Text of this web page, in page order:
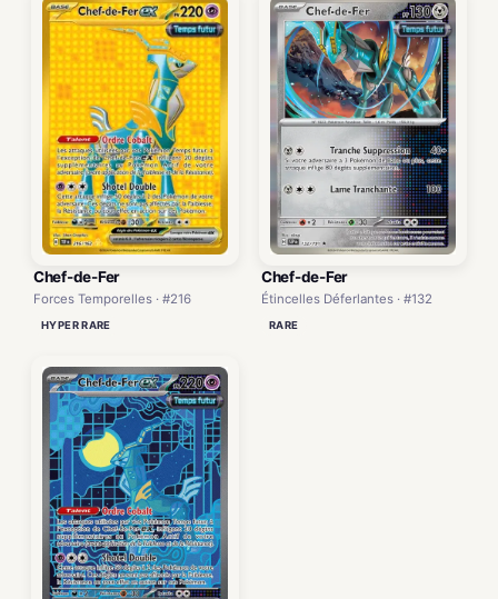
Chef-de-Fer
Forces Temporelles · #216
HYPER RARE
Chef-de-Fer
Étincelles Déferlantes · #132
RARE